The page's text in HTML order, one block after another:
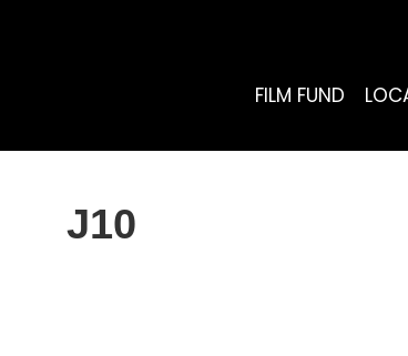
FILM FUND
J10